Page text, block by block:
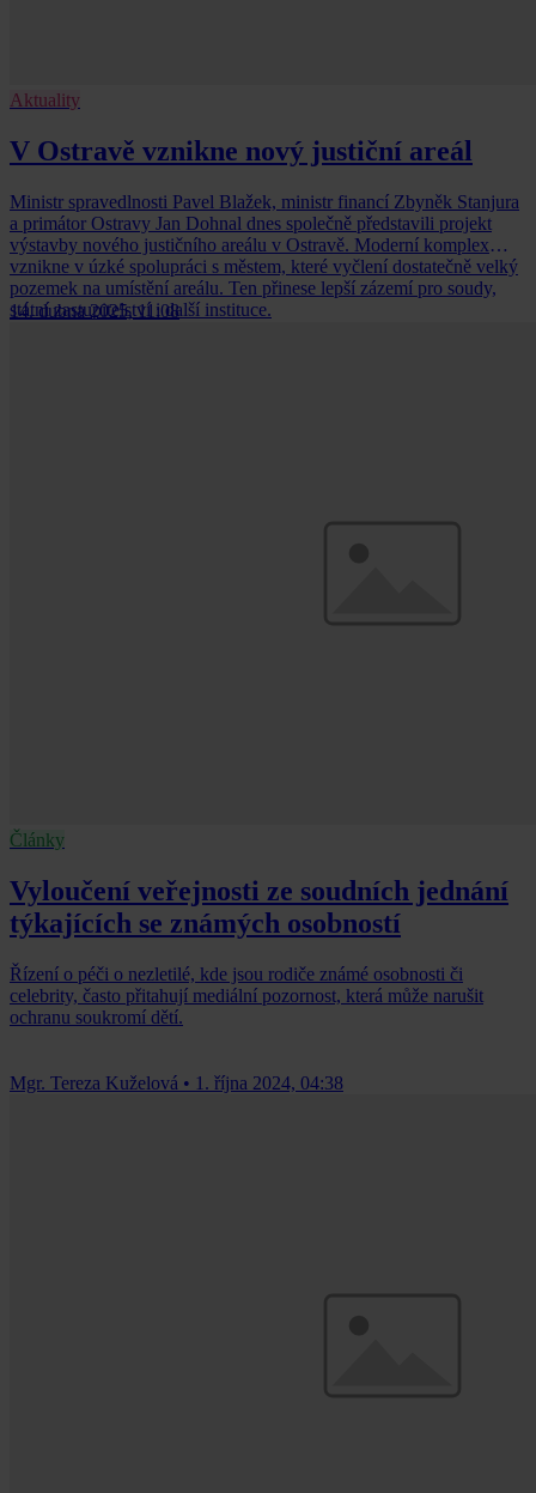
Aktuality
V Ostravě vznikne nový justiční areál
Ministr spravedlnosti Pavel Blažek, ministr financí Zbyněk Stanjura
a primátor Ostravy Jan Dohnal dnes společně představili projekt
výstavby nového justičního areálu v Ostravě. Moderní komplex
vznikne v úzké spolupráci s městem, které vyčlení dostatečně velký
pozemek na umístění areálu. Ten přinese lepší zázemí pro soudy,
státní zastupitelství i další instituce.
14. dubna 2025, 11:08
Články
Vyloučení veřejnosti ze soudních jednání
týkajících se známých osobností
Řízení o péči o nezletilé, kde jsou rodiče známé osobnosti či
celebrity, často přitahují mediální pozornost, která může narušit
ochranu soukromí dětí.
Mgr. Tereza Kuželová • 1. října 2024, 04:38